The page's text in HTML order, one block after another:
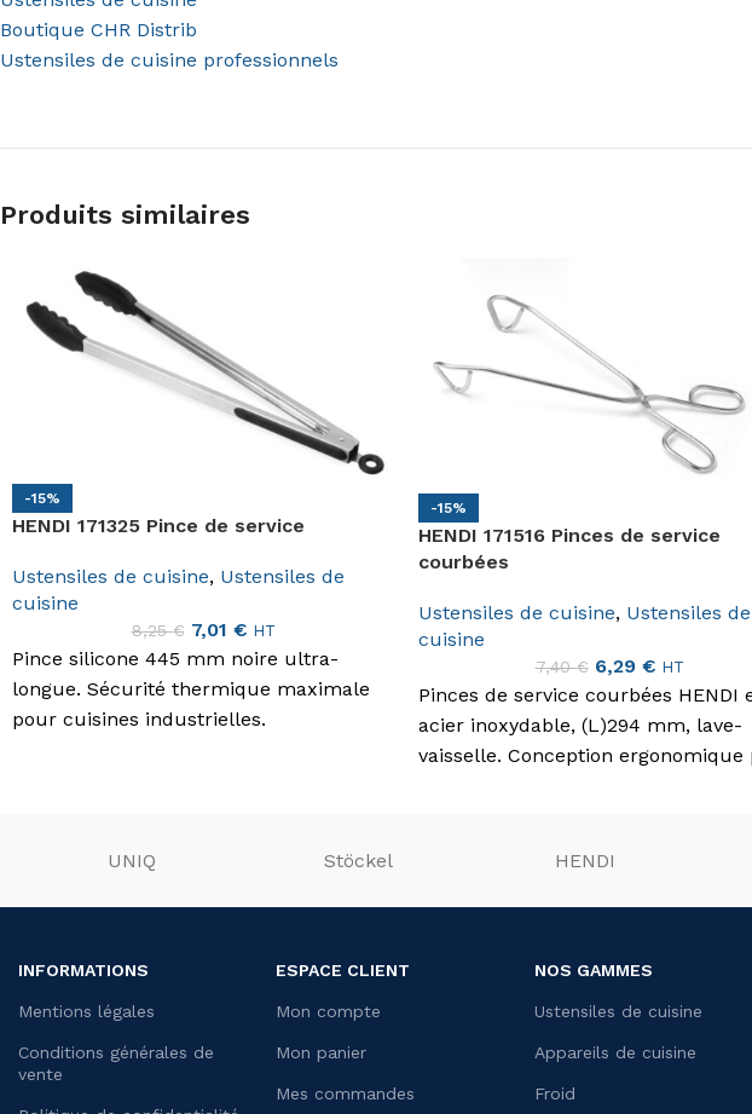
Boutique CHR Distrib
Ustensiles de cuisine professionnels
Produits similaires
-15%
HENDI 171325 Pince de service
Ustensiles de cuisine, Ustensiles de
cuisine
8,25€ 7,01 € HT
Pince silicone 445 mm noire ultra-
longue. Sécurité thermique maximale
pour cuisines industrielles.
-15%
HENDI 171516 Pinces de service
courbées
Ustensiles de cuisine, Ustensiles de
cuisine
7,40€ 6,29 € HT
Pinces de service courbées HENDI
acier inoxydable, (L)294 mm, lave-
vaisselle. Conception ergonomique
UNIQ Stöckel HENDI
INFORMATIONS
Mentions légales
Conditions générales de
vente
ESPACE CLIENT
Mon compte
Mon panier
Mes commandes
NOS GAMMES
Ustensiles de cuisine
Appareils de cuisine
Froid